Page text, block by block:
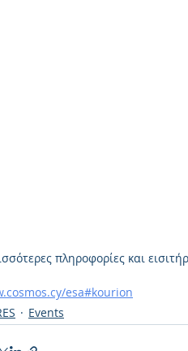
πληροφορίες και
esa#kourion
Events